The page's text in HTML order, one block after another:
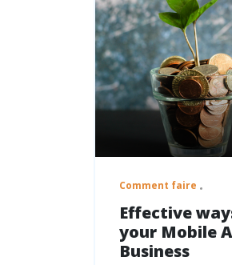
Comment faire
Effective
your Mobile
Business